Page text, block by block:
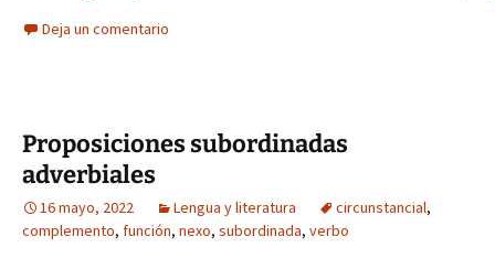
Deja un comentario
Proposiciones subordinadas
adverbiales
16 mayo, 2022 Lengua y literatura circunstancial,
complemento, función, nexo, subordinada, verbo